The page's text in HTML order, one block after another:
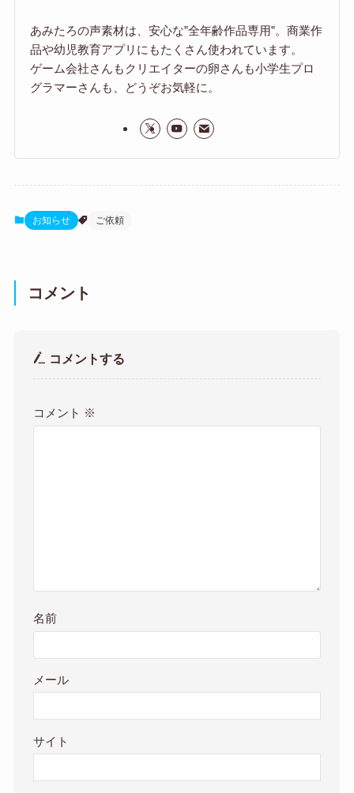
あみたろの声素材は、安心な”全年齢作品専用”。商業作
品や幼児教育アプリにもたくさん使われています。
ゲーム会社さんもクリエイターの卵さんも小学生プロ
グラマーさんも、どうぞお気軽に。
お知らせ ご依頼
コメント
コメントする
コメント ※
名前
メール
サイト